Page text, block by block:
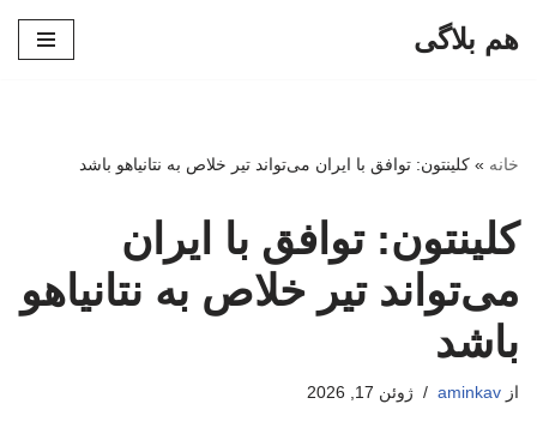
هم بلاگی
خانه » کلینتون: توافق با ایران می‌تواند تیر خلاص به نتانیاهو باشد
کلینتون: توافق با ایران
می‌تواند تیر خلاص به نتانیاهو
باشد
از aminkav ژوئن 17, 2026